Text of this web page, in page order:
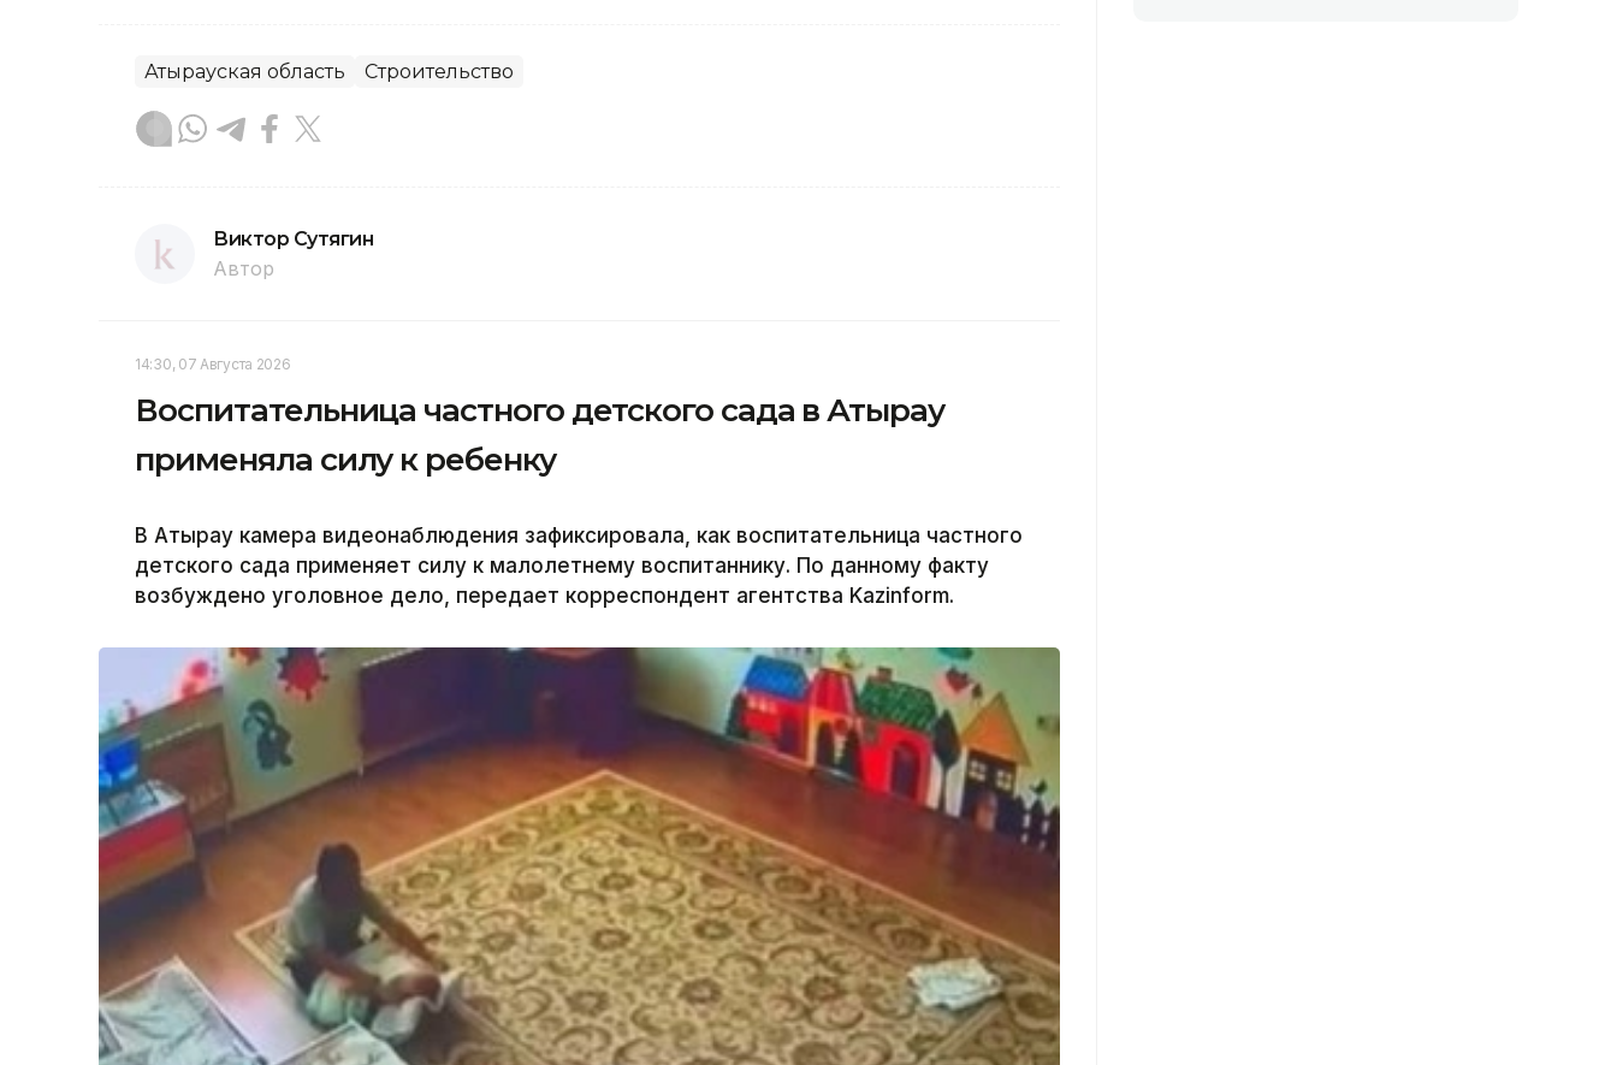
Атырауская область Строительство
Виктор Сутягин
Автор
14:30, 07 Августа 2026
Воспитательница частного детского сада в Атырау
применяла силу к ребенку
В Атырау камера видеонаблюдения зафиксировала, как воспитательница частного
детского сада применяет силу к малолетнему воспитаннику. По данному факту
возбуждено уголовное дело, передает корреспондент агентства Kazinform.